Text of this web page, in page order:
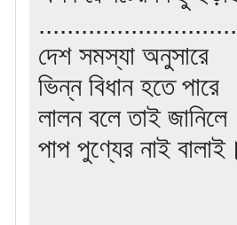
দেশ সমস্যা অনুসারে
ভিন্ন বিধান হতে পারে
লালন বলে তাই জানিলে
পাপ পুণ্যের নাই